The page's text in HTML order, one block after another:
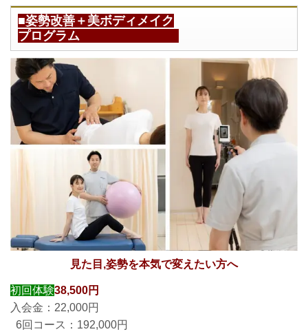
■姿勢改善＋美ボディメイク
プログラム
見た目,姿勢を本気で変えたい方へ
初回体験38,500円
入会金：22,000円
6回コース：192,000円